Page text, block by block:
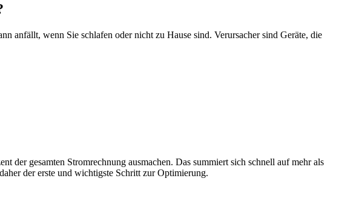
anfällt, wenn Sie schlafen oder nicht zu Hause sind. Verursacher sind Geräte, die
der gesamten Stromrechnung ausmachen. Das summiert sich schnell auf mehr als
der erste und wichtigste Schritt zur Optimierung.